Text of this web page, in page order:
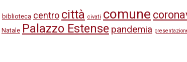
biblioteca centro città civati comune
Natale Palazzo Estense pandemia